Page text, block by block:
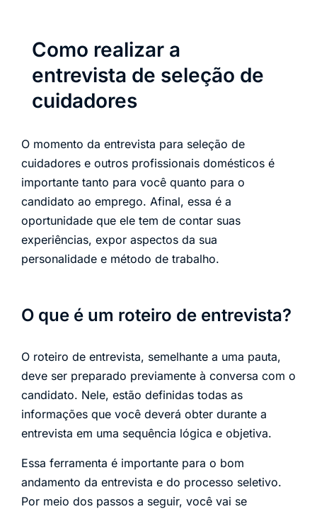
Como realizar a
entrevista de seleção de
cuidadores
O momento da entrevista para seleção de
cuidadores e outros profissionais domésticos é
importante tanto para você quanto para o
candidato ao emprego. Afinal, essa é a
oportunidade que ele tem de contar suas
experiências, expor aspectos da sua
personalidade e método de trabalho.
O que é um roteiro de entrevista?
O roteiro de entrevista, semelhante a uma pauta,
deve ser preparado previamente à conversa com o
candidato. Nele, estão definidas todas as
informações que você deverá obter durante a
entrevista em uma sequência lógica e objetiva.
Essa ferramenta é importante para o bom
andamento da entrevista e do processo seletivo.
Por meio dos passos a seguir, você vai se